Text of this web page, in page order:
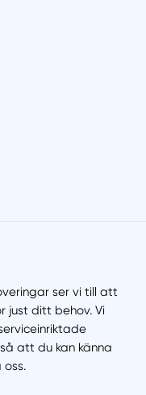
ser vi till att
just ditt behov. Vi
att du kan känna